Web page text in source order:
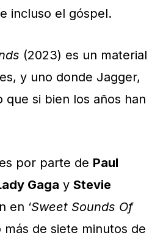
incluso el góspel.
(2023) es un material
y uno donde Jagger,
que si bien los años han
por parte de Paul
Gaga y Stevie
en ‘Sweet Sounds Of
de siete minutos de